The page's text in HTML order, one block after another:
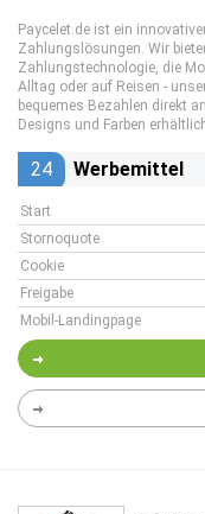
Paycelet.de ist ein
Zahlungslösungen. Wir
Zahlungstechnologie, die
Alltag oder auf Reisen -
bequemes Bezahlen direkt
Designs und Farben
24 Werbemittel
Start
Stornoquote
Cookie
Freigabe
Mobil-Landingpage